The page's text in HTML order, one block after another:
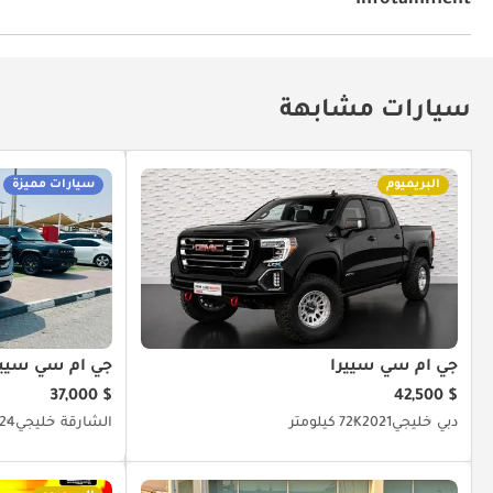
سيارات مشابهة
البريميوم
جي أم سي سييرا
$ 42,500
دبي خليجي202172K كيلومتر
سيارات مميزة
جي أم سي
$ 37,000
الشارقة خليجي